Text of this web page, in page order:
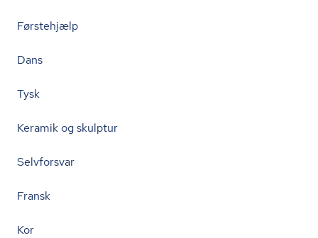
Førstehjælp
Dans
Tysk
Keramik og skulptur
Selvforsvar
Fransk
Kor